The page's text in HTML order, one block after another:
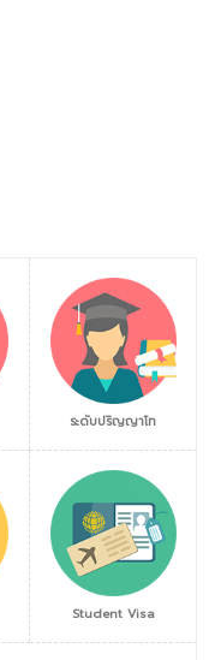
ระดับปริญญาโท
Student Visa